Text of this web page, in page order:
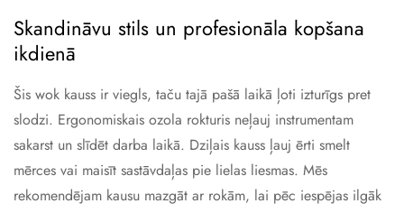
Skandināvu stils un profesionāla kopšana
ikdienā
Šis wok kauss ir viegls, taču tajā pašā laikā ļoti izturīgs pret
slodzi. Ergonomiskais ozola rokturis neļauj instrumentam
sakarst un slīdēt darba laikā. Dziļais kauss ļauj ērti smelt
mērces vai maisīt sastāvdaļas pie lielas liesmas. Mēs
rekomendējam kausu mazgāt ar rokām, lai pēc iespējas ilgāk